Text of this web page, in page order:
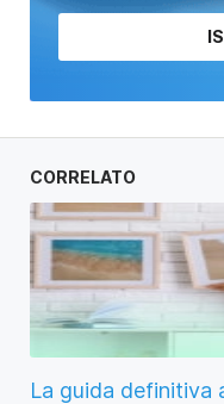
CORRELATO
La guida definitiva